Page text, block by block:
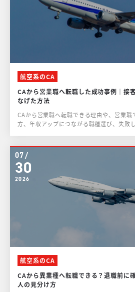
航空系のCA
CAから営業職へ転職した成功事例｜接
なげた方法
CAから営業職へ転職できる理由や、営業職
方、年収アップにつながる職種選び、失敗
07/
30
2026
航空系のCA
CAから異業種へ転職できる？退職前に
人の見分け方